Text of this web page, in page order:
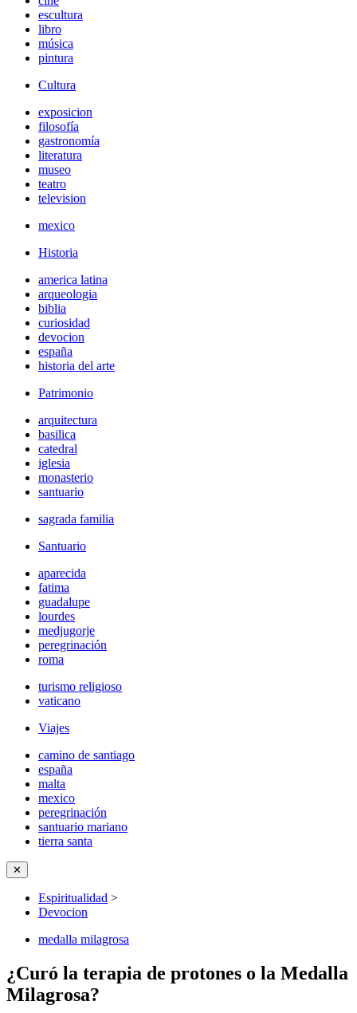
escultura
libro
música
pintura
Cultura
exposicion
filosofía
gastronomía
literatura
museo
teatro
television
mexico
Historia
america latina
arqueologia
biblia
curiosidad
devocion
españa
historia del arte
Patrimonio
arquitectura
basilica
catedral
iglesia
monasterio
santuario
sagrada familia
Santuario
aparecida
fatima
guadalupe
lourdes
medjugorje
peregrinación
roma
turismo religioso
vaticano
Viajes
camino de santiago
españa
malta
mexico
peregrinación
santuario mariano
tierra santa
✕
Espiritualidad >
Devocion
medalla milagrosa
¿Curó la terapia de protones o la Medalla
Milagrosa?